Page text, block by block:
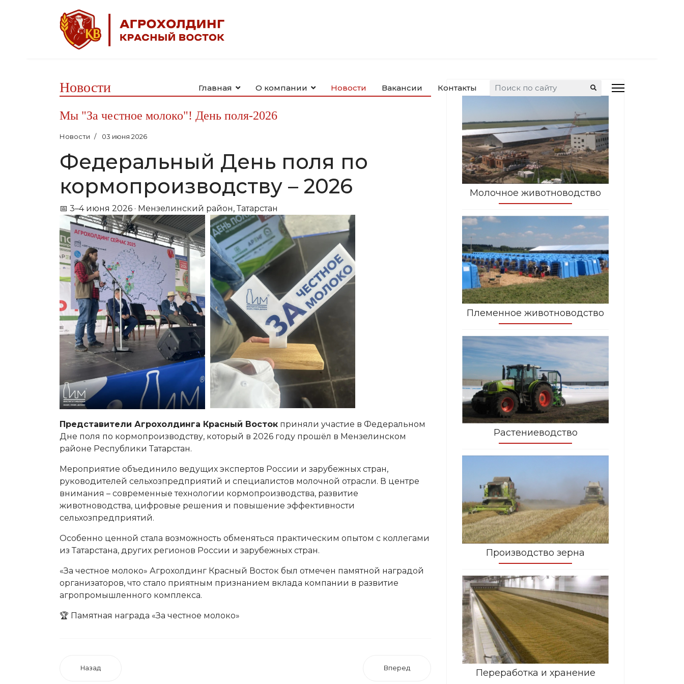
Главная О компании Новости Вакансии Контакты Искать...
Новости
Мы "За честное молоко"! День поля-2026
Новости 03 июня 2026
Федеральный День поля по
кормопроизводству – 2026
📅 3–4 июня 2026 · Мензелинский район, Татарстан
Представители Агрохолдинга Красный Восток приняли участие в Федеральном
Дне поля по кормопроизводству, который в 2026 году прошёл в Мензелинском
районе Республики Татарстан.
Мероприятие объединило ведущих экспертов России и зарубежных стран,
руководителей сельхозпредприятий и специалистов молочной отрасли. В центре
внимания – современные технологии кормопроизводства, развитие
животноводства, цифровые решения и повышение эффективности
сельхозпредприятий.
Особенно ценной стала возможность обменяться практическим опытом с коллегами
из Татарстана, других регионов России и зарубежных стран.
«За честное молоко» Агрохолдинг Красный Восток был отмечен памятной наградой
организаторов, что стало приятным признанием вклада компании в развитие
агропромышленного комплекса.
🏆 Памятная награда «За честное молоко»
Назад Вперед
Молочное животноводство
Племенное животноводство
Растениеводство
Производство зерна
Переработка и хранение